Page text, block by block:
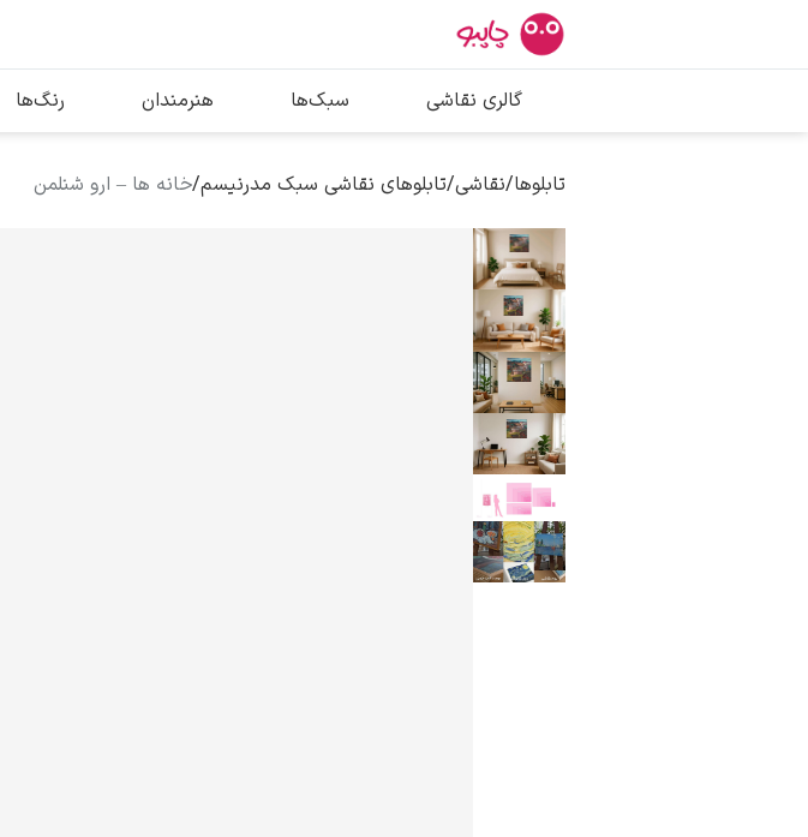
بیشترین جستجوها
پیکاسو
سالوادور دالی
محبوب‌ترین هنرمندان
گالری نقاشی سبک‌ها هنرمندان رنگ‌ها
تابلوها/نقاشی/تابلوهای نقاشی سبک مدرنیسم/خانه ها – ارو شنلمن